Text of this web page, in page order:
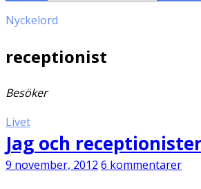
Nyckelord
receptionist
Besöker
Livet
Jag och
9 november, 2012 6 kommentarer